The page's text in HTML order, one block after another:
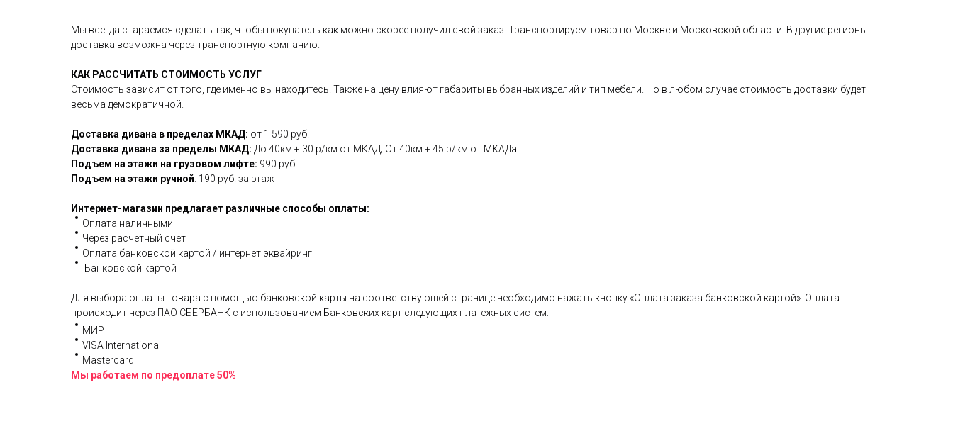
Мы всегда стараемся сделать так, чтобы покупатель как можно скорее получил свой заказ. Транспортируем товар по Москве и Московской области. В другие регионы
доставка возможна через транспортную компанию.
КАК РАССЧИТАТЬ СТОИМОСТЬ УСЛУГ
Стоимость зависит от того, где именно вы находитесь. Также на цену влияют габариты выбранных изделий и тип мебели. Но в любом случае стоимость доставки будет
весьма демократичной.
Доставка дивана в пределах МКАД: от 1 590 руб.
Доставка дивана за пределы МКАД: До 40км + 30 р/км от МКАД; От 40км + 45 р/км от МКАДа
Подъем на этажи на грузовом лифте: 990 руб.
Подъем на этажи ручной: 190 руб. за этаж
Интернет-магазин предлагает различные способы оплаты:
Оплата наличными
Через расчетный счет
Оплата банковской картой / интернет эквайринг
Банковской картой
Для выбора оплаты товара с помощью банковской карты на соответствующей странице необходимо нажать кнопку «Оплата заказа банковской картой». Оплата
происходит через ПАО СБЕРБАНК с использованием Банковских карт следующих платежных систем:
МИР
VISA International
Mastercard
Мы работаем по предоплате 50%